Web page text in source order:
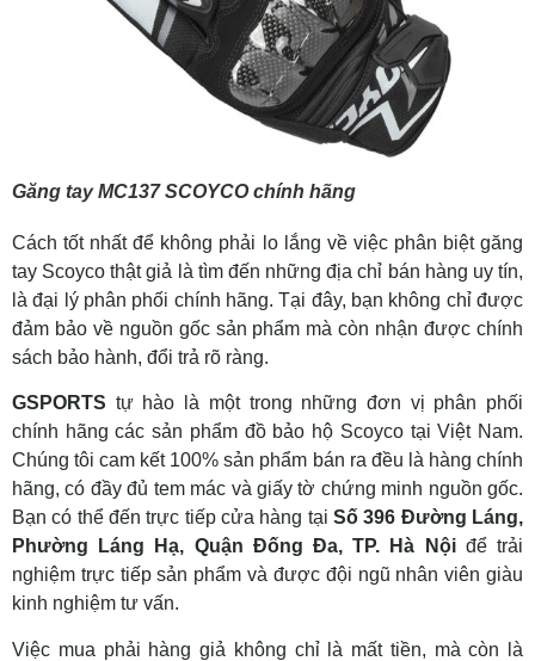
Găng tay MC137 SCOYCO chính hãng
Cách tốt nhất để không phải lo lắng về việc phân biệt găng
tay Scoyco thật giả là tìm đến những địa chỉ bán hàng uy tín,
là đại lý phân phối chính hãng. Tại đây, bạn không chỉ được
đảm bảo về nguồn gốc sản phẩm mà còn nhận được chính
sách bảo hành, đổi trả rõ ràng.
GSPORTS tự hào là một trong những đơn vị phân phối
chính hãng các sản phẩm đồ bảo hộ Scoyco tại Việt Nam.
Chúng tôi cam kết 100% sản phẩm bán ra đều là hàng chính
hãng, có đầy đủ tem mác và giấy tờ chứng minh nguồn gốc.
Bạn có thể đến trực tiếp cửa hàng tại Số 396 Đường Láng,
Phường Láng Hạ, Quận Đống Đa, TP. Hà Nộiđể trải
nghiệm trực tiếp sản phẩm và được đội ngũ nhân viên giàu
kinh nghiệm tư vấn.
Việc mua phải hàng giả không chỉ là mất tiền, mà còn là